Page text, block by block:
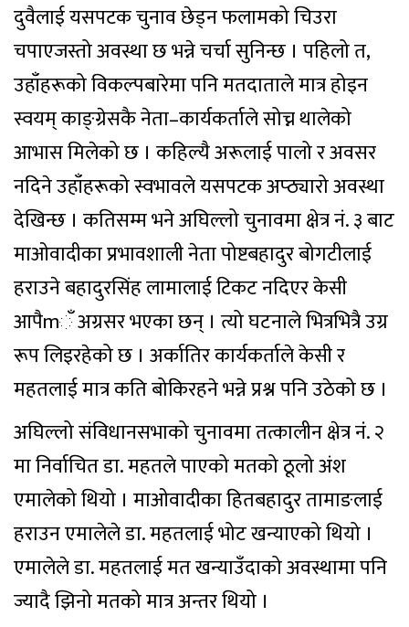
दुवैलाई यसपटक चुनाव छेड्न फलामको चिउरा
चपाएजस्तो अवस्था छ भन्ने चर्चा सुनिन्छ । पहिलो त,
उहाँहरूको विकल्पबारेमा पनि मतदाताले मात्र होइन
स्वयम् काङ्ग्रेसकै नेता–कार्यकर्ताले सोच्न थालेको
आभास मिलेको छ । कहिल्यै अरूलाई पालो र अवसर
नदिने उहाँहरूको स्वभावले यसपटक अप्ठ्यारो अवस्था
देखिन्छ । कतिसम्म भने अघिल्लो चुनावमा क्षेत्र नं. ३ बाट
माओवादीका प्रभावशाली नेता पोष्टबहादुर बोगटीलाई
हराउने बहादुरसिंह लामालाई टिकट नदिएर केसी
आपैmँ अग्रसर भएका छन् । त्यो घटनाले भित्रभित्रै उग्र
रूप लिइरहेको छ । अर्कातिर कार्यकर्ताले केसी र
महतलाई मात्र कति बोकिरहने भन्ने प्रश्न पनि उठेको छ ।
अघिल्लो संविधानसभाको चुनावमा तत्कालीन क्षेत्र नंं. २
मा निर्वाचित डा. महतले पाएको मतको ठूलो अंश
एमालेको थियो । माओवादीका हितबहादुर तामाङलाई
हराउन एमालेले डा. महतलाई भोट खन्याएको थियो ।
एमालेले डा. महतलाई मत खन्याउँदाको अवस्थामा पनि
ज्यादै झिनो मतको मात्र अन्तर थियो ।